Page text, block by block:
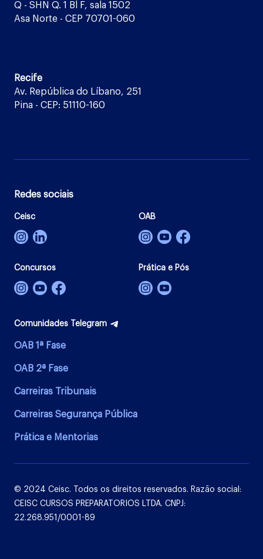
Q - SHN Q. 1 Bl F, sala 1502
Asa Norte - CEP 70701-060
Recife
Av. República do Líbano, 251
Pina - CEP: 51110-160
Redes sociais
Ceisc OAB
Concursos Prática e Pós
Comunidades Telegram
OAB 1ª Fase
OAB 2ª Fase
Carreiras Tribunais
Carreiras Segurança Pública
Prática e Mentorias
© 2024 Ceisc. Todos os direitos reservados. Razão social:
CEISC CURSOS PREPARATORIOS LTDA. CNPJ:
22.268.951/0001-89